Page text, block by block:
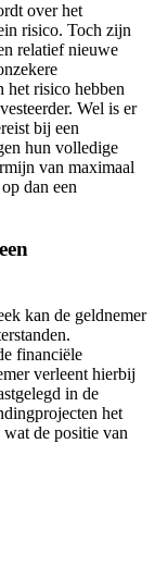
over het
risico. Toch zijn
relatief nieuwe
het risico hebben
Wel is er
bij een
hun volledige
van maximaal
dan een
kan de geldnemer
financiële
verleent hierbij
in de
het
de positie van